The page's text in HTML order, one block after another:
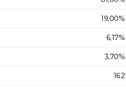
19,00%
6,17%
3,70%
162